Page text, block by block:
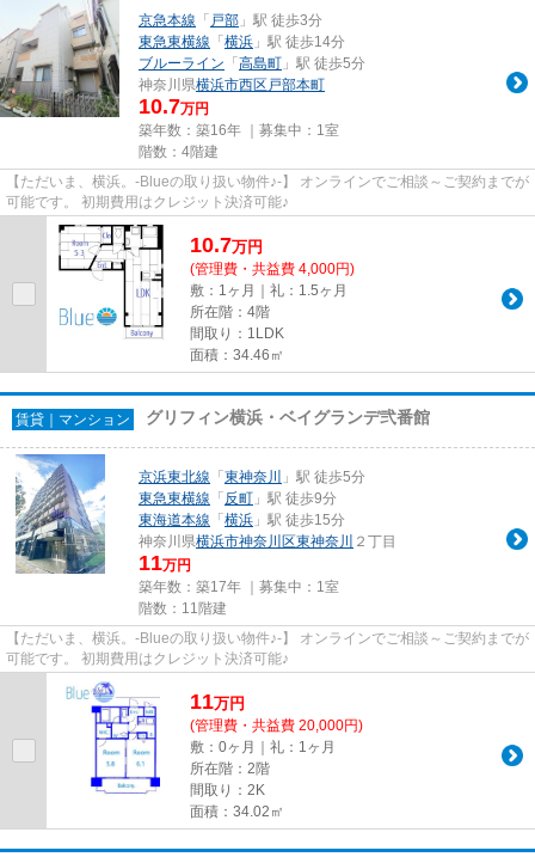
京急本線 「 戸部 」駅 徒歩3分
東急東横線 「 横浜 」駅 徒歩14分
ブルーライン 「 高島町 」駅 徒歩5分
神奈川県横浜市西区 戸部本町
10.7万円
築年数：築16年 ｜募集中： 1室
階数：4階建
【ただいま、横浜。-Blueの取り扱い物件♪-】 オンラインでご相談～ご契約までが
可能です。 初期費用はクレジット決済可能♪
10.7万円
(管理費・共益費 4,000円)
敷：1ヶ月｜礼：1.5ヶ月
所在階：4階
間取り：1LDK
面積：34.46㎡
賃貸｜マンション グリフィン横浜・ベイグランデ弐番館
京浜東北線 「 東神奈川
」駅 徒歩5分
東急東横線 「 反町 」駅 徒歩9分
東海道本線 「 横浜 」駅 徒歩15分
神奈川県横浜市神奈川区東神奈川 ２丁目
11万円
築年数：築17年 ｜募集中： 1室
階数：11階建
【ただいま、横浜。-Blueの取り扱い物件♪-】 オンラインでご相談～ご契約までが
可能です。 初期費用はクレジット決済可能♪
11万円
(管理費・共益費 20,000円)
敷：0ヶ月｜礼：1ヶ月
所在階：2階
間取り：2K
面積：34.02㎡